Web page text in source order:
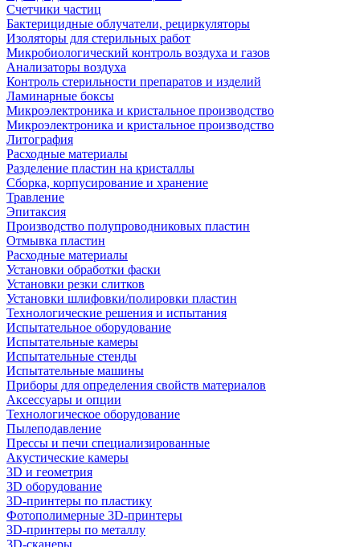
Счетчики частиц
Бактерицидные облучатели, рециркуляторы
Изоляторы для стерильных работ
Микробиологический контроль воздуха и газов
Анализаторы воздуха
Контроль стерильности препаратов и изделий
Ламинарные боксы
Микроэлектроника и кристальное производство
Микроэлектроника и кристальное производство
Литография
Расходные материалы
Разделение пластин на кристаллы
Сборка, корпусирование и хранение
Травление
Эпитаксия
Производство полупроводниковых пластин
Отмывка пластин
Расходные материалы
Установки обработки фаски
Установки резки слитков
Установки шлифовки/полировки пластин
Технологические решения и испытания
Испытательное оборудование
Испытательные камеры
Испытательные стенды
Испытательные машины
Приборы для определения свойств материалов
Аксессуары и опции
Технологическое оборудование
Пылеподавление
Прессы и печи специализированные
Акустические камеры
3D и геометрия
3D оборудование
3D-принтеры по пластику
Фотополимерные 3D-принтеры
3D-принтеры по металлу
3D-сканеры